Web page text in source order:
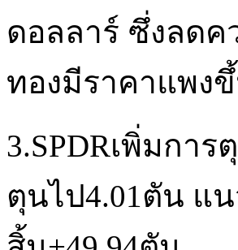
ดอลลาร์ ซึ่งลด
ทองมีราคาแพง
3.SPDRเพิ่มกา
ตุนไป4.01ตัน แ